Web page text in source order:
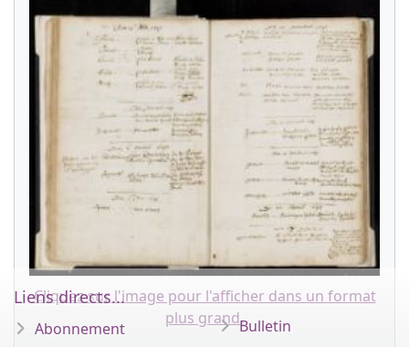
Cliquez sur l'image pour l'afficher dans un format
plus grand.
Liens directs...
Abonnement
Bulletin